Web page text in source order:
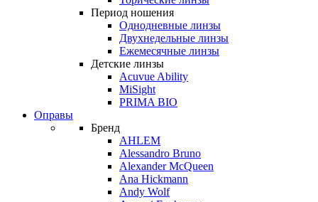
Период ношения
Однодневные линзы
Двухнедельные линзы
Ежемесячные линзы
Детские линзы
Acuvue Ability
MiSight
PRIMA BIO
Оправы
Бренд
AHLEM
Alessandro Bruno
Alexander McQueen
Ana Hickmann
Andy Wolf